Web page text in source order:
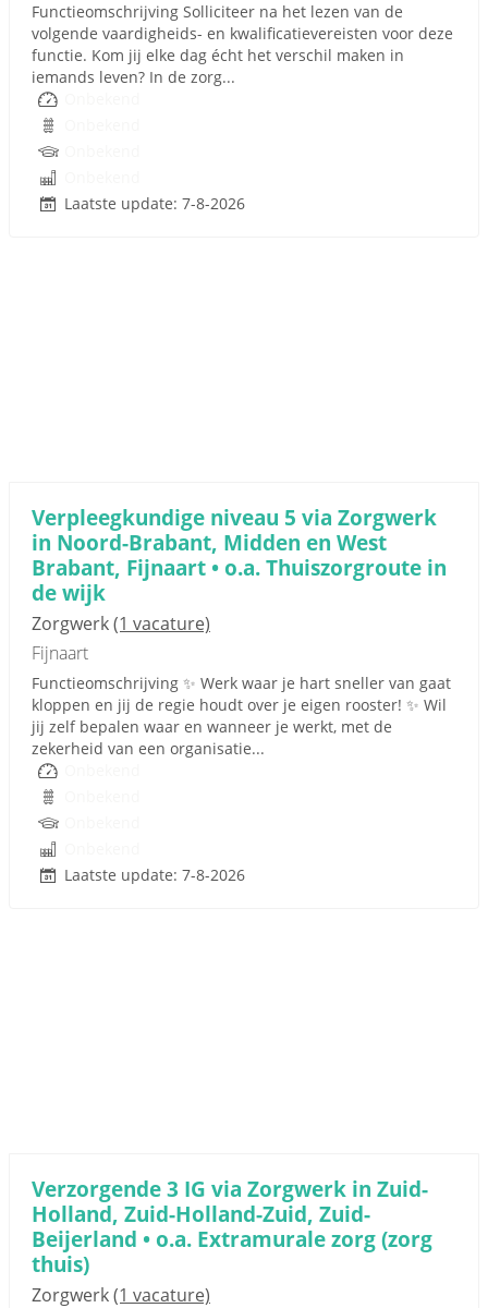
Functieomschrijving Solliciteer na het lezen van de
volgende vaardigheids- en kwalificatievereisten voor deze
functie. Kom jij elke dag écht het verschil maken in
iemands leven? In de zorg...
Laatste update: 7-8-2026
Verpleegkundige niveau 5 via Zorgwerk
in Noord-Brabant, Midden en West
Brabant, Fijnaart • o.a. Thuiszorgroute in
de wijk
Zorgwerk(1 vacature)
Fijnaart
Functieomschrijving ✨ Werk waar je hart sneller van gaat
kloppen en jij de regie houdt over je eigen rooster! ✨ Wil
jij zelf bepalen waar en wanneer je werkt, met de
zekerheid van een organisatie...
Laatste update: 7-8-2026
Verzorgende 3 IG via Zorgwerk in Zuid-
Holland, Zuid-Holland-Zuid, Zuid-
Beijerland • o.a. Extramurale zorg (zorg
thuis)
Zorgwerk(1 vacature)